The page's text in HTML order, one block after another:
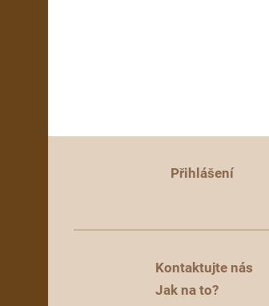
Přihlášení
Kontaktujte nás
Jak na to?